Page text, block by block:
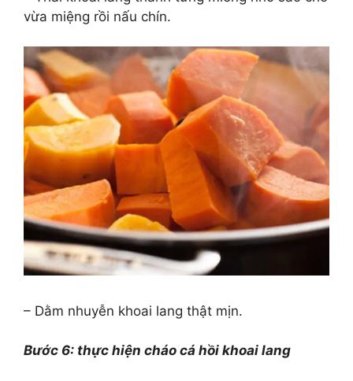
vừa miệng rồi nấu chín.
– Dằm nhuyễn khoai lang thật mịn.
Bước 6: thực hiện cháo cá hồi khoai lang